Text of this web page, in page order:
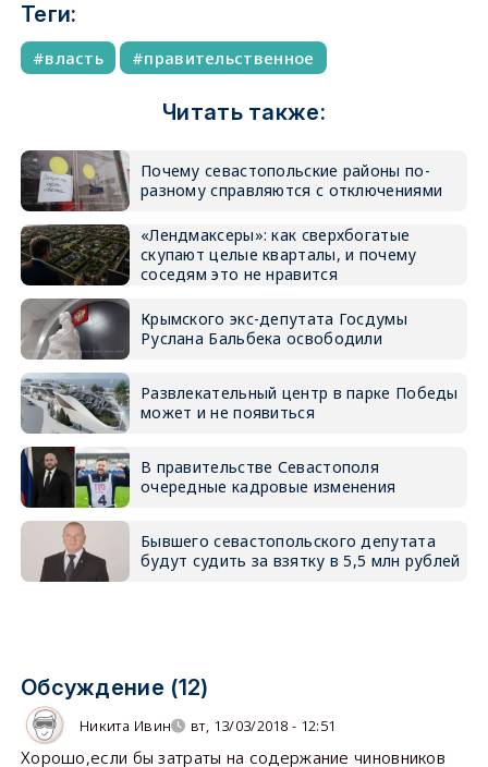
Теги:
власть правительственное
Читать также:
Почему севастопольские районы по-
разному справляются с отключениями
«Лендмаксеры»: как сверхбогатые
скупают целые кварталы, и почему
соседям это не нравится
Крымского экс-депутата Госдумы
Руслана Бальбека освободили
Развлекательный центр в парке Победы
может и не появиться
В правительстве Севастополя
очередные кадровые изменения
Бывшего севастопольского депутата
будут судить за взятку в 5,5 млн рублей
Обсуждение (12)
Никита Ивин вт, 13/03/2018 - 12:51
Хорошо,если бы затраты на содержание чиновников